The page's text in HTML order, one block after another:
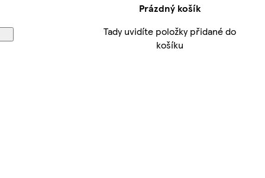
Prázdný košík
Tady uvidíte položky přidané do
košíku